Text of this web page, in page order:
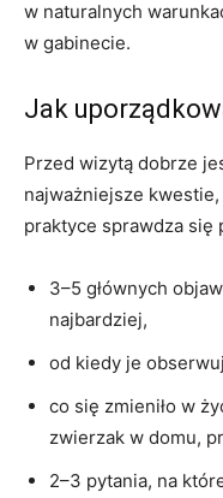
w naturalnych
w gabinecie.
Jak
Przed wizytą dobrze
najważniejsze
praktyce sprawdza się
3–5 głównych
najbardziej,
od kiedy je
co się zmieniło w
zwierzak w domu,
2–3 pytania, na